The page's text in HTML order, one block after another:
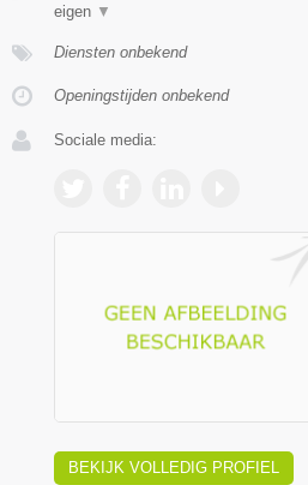
eigen ▼
Diensten onbekend
Openingstijden onbekend
Sociale media:
BEKIJK VOLLEDIG PROFIEL